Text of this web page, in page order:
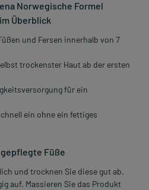
Norwegische Formel
Überblick
und Fersen innerhalb von 7
trockenster Haut ab der ersten
für ein
ein ohne ein fettiges
Füße
und trocknen Sie diese gut ab.
auf. Massieren Sie das Produkt